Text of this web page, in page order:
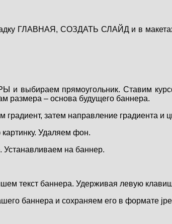
ГЛАВНАЯ, СОЗДАТЬ СЛАЙД и в
выбираем прямоугольник. Ставим
размера – основа будущего баннера.
затем направление градиента и
Удаляем фон.
Устанавливаем на баннер.
текст баннера. Удерживая левую
баннера и сохраняем его в формате